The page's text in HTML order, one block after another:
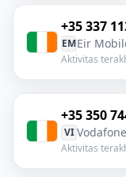
+35 337
EMEir
Aktivitas
+35 350
VI
Aktivitas